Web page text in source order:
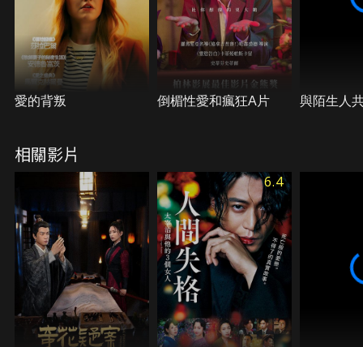
愛的背叛 倒楣性愛和瘋狂A片 與陌生人
相關影片
6.4